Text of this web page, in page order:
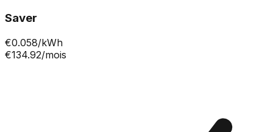
Saver
€0.058/kWh
€134.92/mois